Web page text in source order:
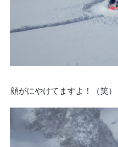
顔がにやけてますよ！（笑）